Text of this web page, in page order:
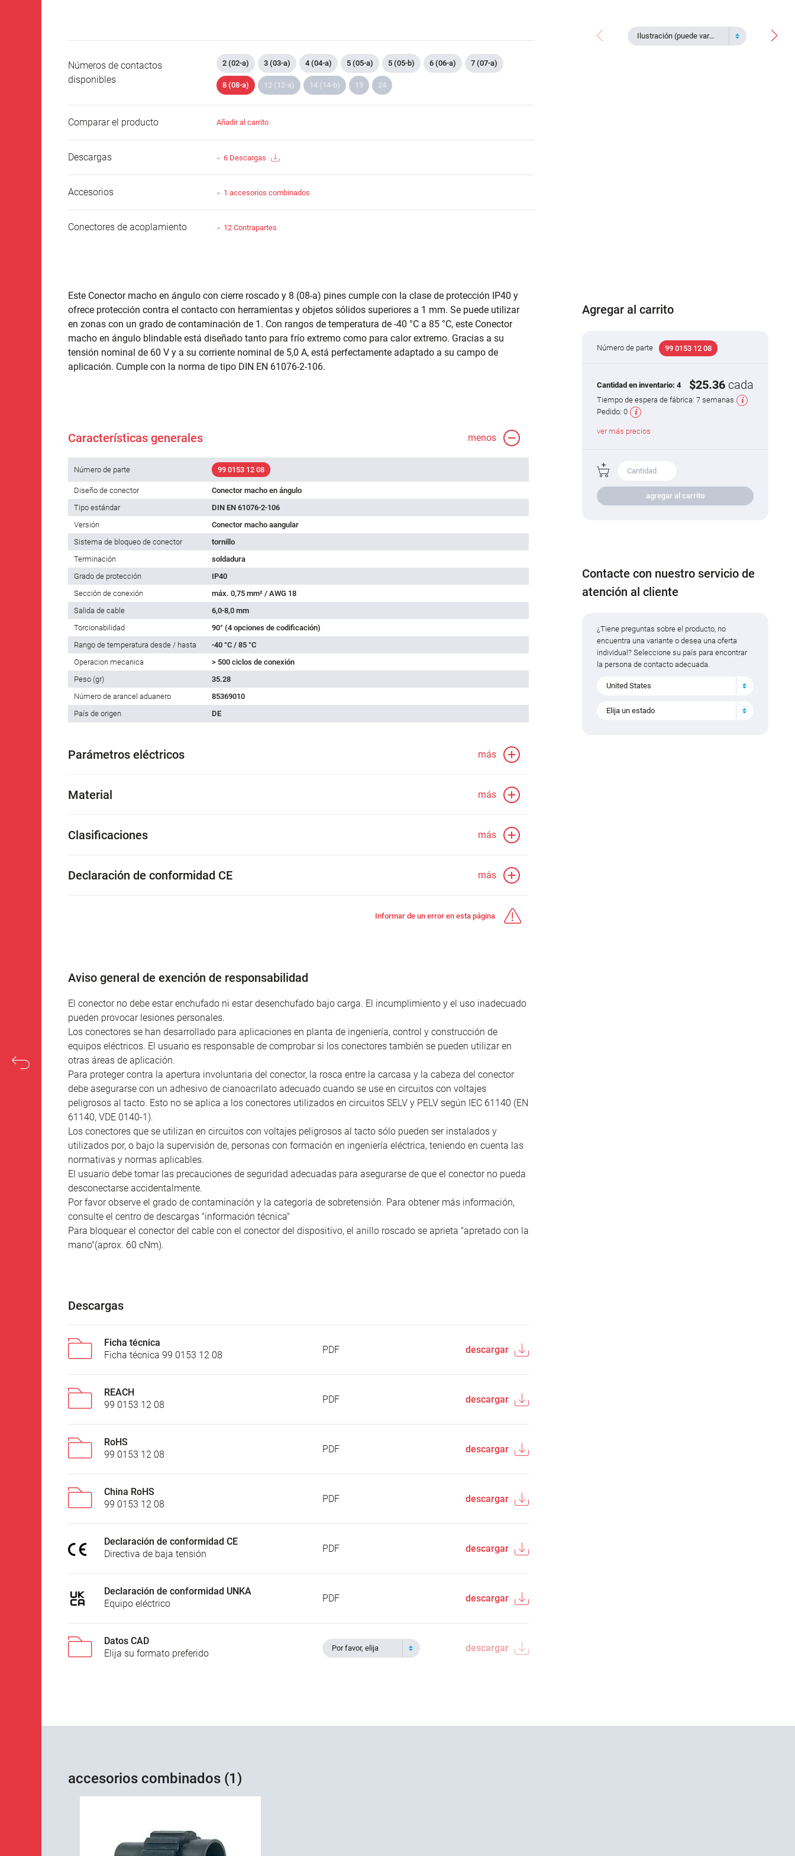
Ilustración (puede variar)
Números de contactos
disponibles
2 (02-a) 3 (03-a) 4 (04-a) 5 (05-a) 5 (05-b) 6 (06-a) 7 (07-a)
8 (08-a) 12 (12-a) 14 (14-b) 19 24
Comparar el producto Añadir al carrito
Descargas 6 Descargas
Accesorios 1 accesorios combinados
Conectores de acoplamiento 12 Contrapartes
Este Conector macho en ángulo con cierre roscado y 8 (08-a) pines cumple con la clase de protección IP40 y
ofrece protección contra el contacto con herramientas y objetos sólidos superiores a 1 mm. Se puede utilizar
en zonas con un grado de contaminación de 1. Con rangos de temperatura de -40 °C a 85 °C, este Conector
macho en ángulo blindable está diseñado tanto para frío extremo como para calor extremo. Gracias a su
tensión nominal de 60 V y a su corriente nominal de 5,0 A, está perfectamente adaptado a su campo de
aplicación. Cumple con la norma de tipo DIN EN 61076-2-106.
Características generales menos
Número de parte 99 0153 12 08
Diseño de conector
Conector macho en ángulo
Tipo estándar
DIN EN 61076-2-106
Versión
Conector macho aangular
Sistema de bloqueo de conector
tornillo
Terminación
soldadura
Grado de protección
IP40
Sección de conexión
máx. 0,75 mm² / AWG 18
Salida de cable
6,0-8,0 mm
Torcionabilidad
90° (4 opciones de codificación)
Rango de temperatura desde / hasta
-40 °C / 85 °C
Operacion mecanica
> 500 ciclos de conexión
Peso (gr)
35.28
Número de arancel aduanero
85369010
País de origen
DE
Parámetros eléctricos más
Material más
Clasificaciones más
Declaración de conformidad CE más
Informar de un error en esta página
Aviso general de exención de responsabilidad
El conector no debe estar enchufado ni estar desenchufado bajo carga. El incumplimiento y el uso inadecuado
pueden provocar lesiones personales.
Los conectores se han desarrollado para aplicaciones en planta de ingeniería, control y construcción de
equipos eléctricos. El usuario es responsable de comprobar si los conectores también se pueden utilizar en
otras áreas de aplicación.
Para proteger contra la apertura involuntaria del conector, la rosca entre la carcasa y la cabeza del conector
debe asegurarse con un adhesivo de cianoacrilato adecuado cuando se use en circuitos con voltajes
peligrosos al tacto. Esto no se aplica a los conectores utilizados en circuitos SELV y PELV según IEC 61140 (EN
61140, VDE 0140-1).
Los conectores que se utilizan en circuitos con voltajes peligrosos al tacto sólo pueden ser instalados y
utilizados por, o bajo la supervisión de, personas con formación en ingeniería eléctrica, teniendo en cuenta las
normativas y normas aplicables.
El usuario debe tomar las precauciones de seguridad adecuadas para asegurarse de que el conector no pueda
desconectarse accidentalmente.
Por favor observe el grado de contaminación y la categoría de sobretensión. Para obtener más información,
consulte el centro de descargas "información técnica"
Para bloquear el conector del cable con el conector del dispositivo, el anillo roscado se aprieta "apretado con la
mano"(aprox. 60 cNm).
Descargas
Ficha técnica
Ficha técnica 99 0153 12 08
PDF descargar
REACH
99 0153 12 08
PDF descargar
RoHS
99 0153 12 08
PDF descargar
China RoHS
99 0153 12 08
PDF descargar
Declaración de conformidad CE
Directiva de baja tensión
PDF descargar
Declaración de conformidad UNKA
Equipo eléctrico
PDF descargar
Datos CAD
Elija su formato preferido
Por favor, elija descargar
Agregar al carrito
Número de parte 99 0153 12 08
Cantidad en inventario:4 $25.36cada
Tiempo de espera de fábrica:7 semanas
Pedido:0
ver más precios
agregar al carrito
Contacte con nuestro servicio de
atención al cliente
¿Tiene preguntas sobre el producto, no
encuentra una variante o desea una oferta
individual? Seleccione su país para encontrar
la persona de contacto adecuada.
United States
Elija un estado
accesorios combinados (1)